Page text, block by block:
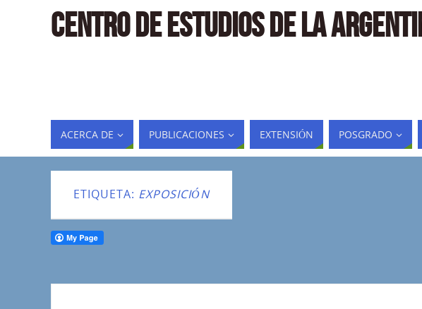
CENTRO DE ESTUDIOS DE LA
ACERCA DE PUBLICACIONES EXTENSIÓN POSGRADO
ETIQUETA: EXPOSICIÓN